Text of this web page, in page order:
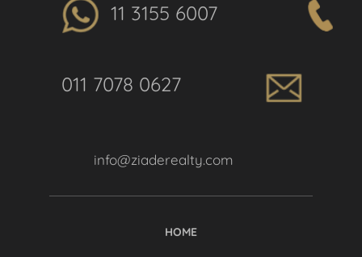
11 3155 6007
011 7078 0627
info@ziaderealty.com
HOME